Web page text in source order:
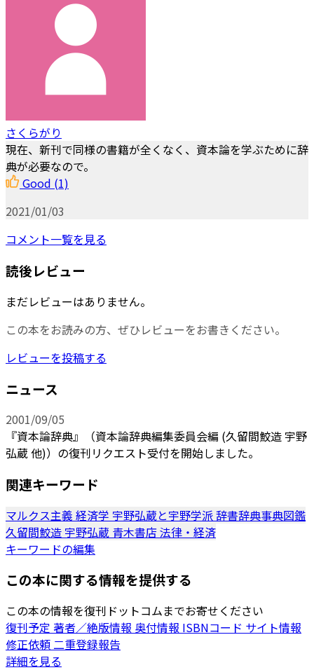
さくらがり
現在、新刊で同様の書籍が全くなく、資本論を学ぶために辞
典が必要なので。
Good (1)
2021/01/03
コメント一覧を見る
読後レビュー
まだレビューはありません。
この本をお読みの方、ぜひレビューをお書きください。
レビューを投稿する
ニュース
2001/09/05
『資本論辞典』（資本論辞典編集委員会編 (久留間鮫造 宇野
弘蔵 他)）の復刊リクエスト受付を開始しました。
関連キーワード
マルクス主義 経済学 宇野弘蔵と宇野学派辞書辞典事典図鑑
久留間鮫造 宇野弘蔵 青木書店法律・経済
キーワードの編集
この本に関する情報を提供する
この本の情報を復刊ドットコムまでお寄せください
復刊予定 著者／絶版情報 奥付情報 ISBNコード サイト情報
修正依頼二重登録報告
詳細を見る